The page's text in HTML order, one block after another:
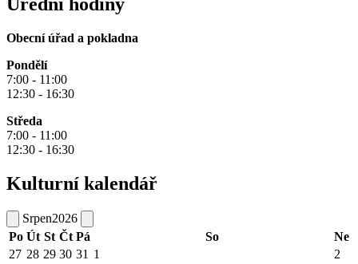
Úřední hodiny
Obecní úřad a pokladna
Pondělí
7:00 - 11:00
12:30 - 16:30
Středa
7:00 - 11:00
12:30 - 16:30
Kulturní kalendář
Srpen2026
Po Út St Čt Pá So
Ne
27 28 29 30 31 1 2